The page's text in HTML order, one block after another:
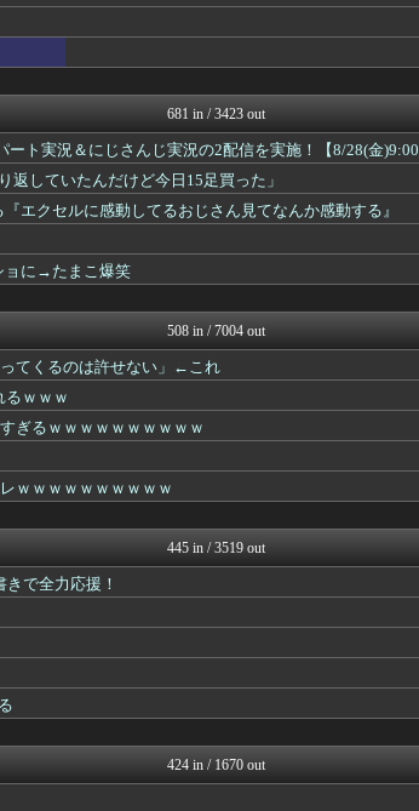
トレンドの通り道
笑
VTuberNews
ホロ速
の...
トレンドの通り道
VTuberNews
ｗｗｗ...
ゲーム実況者速報＠YouT...
Vtuberまとめるよ～ん
Vtuberまとめるよ～ん
り1...
ゲーム実況者速報＠YouT...
ゲーム実況者速報＠YouT...
VTuberNews
ホロ速
ホロちゃんねる
ホロちゃんねる
ホロ速
ホロちゃんねる
開催！...
ホロちゃんねる
ホロ速
ホロちゃんねる
ホロちゃんねる
ホロ速
681 in / 3423 out
ート実況＆にじさんじ実況の2配信を実施！【8/28(金)9:00
返していたんだけど今日15足買った」
エクセルに感動してるおじさん見てなんか感動する』
ョに→たまこ爆笑
508 in / 7004 out
てくるのは許せない」←これ
るｗｗｗ
ぎるｗｗｗｗｗｗｗｗｗｗ
ｗｗｗｗｗｗｗｗｗｗ
445 in / 3519 out
で全力応援！
424 in / 1670 out